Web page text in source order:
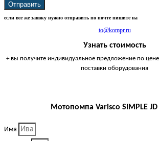
Отправить
если все же заявку нужно отправить по почте пишите на
to@kompr.ru
Узнать стоимость
+ вы получите индивидуальное предложение по
поставки оборудования
Мотопомпа Varisco SIMPLE JD
Имя